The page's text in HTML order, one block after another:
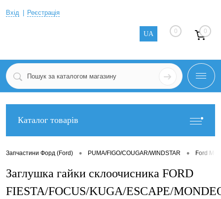
Вхід Реєстрація
UA 0 0
Каталог товарів
Запчастини Форд (Ford) • PUMA/FIGO/COUGAR/WINDSTAR • Ford
Заглушка гайки склоочисника FORD
FIESTA/FOCUS/KUGA/ESCAPE/